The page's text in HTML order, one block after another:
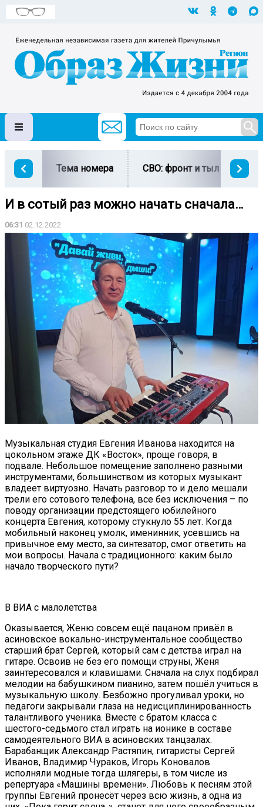
Тема номера СВО: фронт и тыл
И в сотый раз можно начать сначала…
06:31 02.12.2022
Музыкальная студия Евгения Иванова находится на
цокольном этаже ДК «Восток», проще говоря, в
подвале. Небольшое помещение заполнено разными
инструментами, большинством из которых музыкант
владеет виртуозно. Начать разговор то и дело мешали
трели его сотового телефона, все без исключения – по
поводу организации предстоящего юбилейного
концерта Евгения, которому стукнуло 55 лет. Когда
мобильный наконец умолк, именинник, усевшись на
привычное ему место, за синтезатор, смог ответить на
мои вопросы. Начала с традиционного: каким было
начало творческого пути?
В ВИА с малолетства
Оказывается, Женю совсем ещё пацаном привёл в
асиновское вокально-инструментальное сообщество
старший брат Сергей, который сам с детства играл на
гитаре. Освоив не без его помощи струны, Женя
заинтересовался и клавишами. Сначала на слух подбирал
мелодии на бабушкином пианино, затем пошёл учиться в
музыкальную школу. Безбожно прогуливал уроки, но
педагоги закрывали глаза на недисциплинированность
талантливого ученика. Вместе с братом класса с
шестого-седьмого стал играть на ионике в составе
самодеятельного ВИА в асиновских танцзалах.
Барабанщик Александр Растяпин, гитаристы Сергей
Иванов, Владимир Чураков, Игорь Коновалов
исполняли модные тогда шлягеры, в том числе из
репертуара «Машины времени». Любовь к песням этой
группы Евгений пронесёт через всю жизнь, а одна из